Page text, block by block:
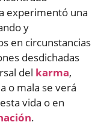
experimentó una
y
en circunstancias
desdichadas
del karma,
o mala se verá
vida o en
.